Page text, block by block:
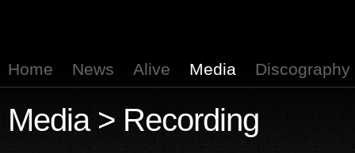
Home News Alive Media Discography
Media> Recording